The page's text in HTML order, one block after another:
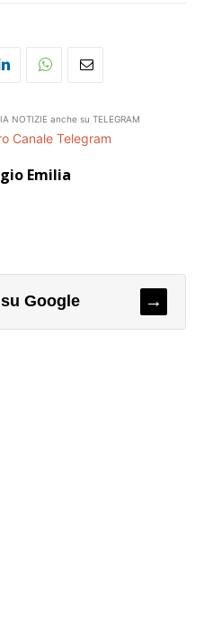
NOTIZIE anche su TELEGRAM
Canale Telegram
Emilia
Google →